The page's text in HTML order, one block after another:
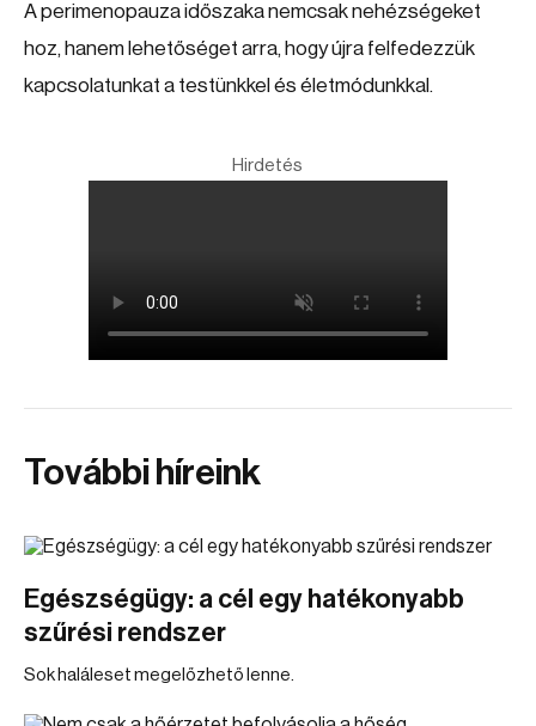
A perimenopauza időszaka nemcsak nehézségeket
hoz, hanem lehetőséget arra, hogy újra felfedezzük
kapcsolatunkat a testünkkel és életmódunkkal.
Hirdetés
További híreink
Egészségügy: a cél egy hatékonyabb
szűrési rendszer
Sok haláleset megelőzhető lenne.